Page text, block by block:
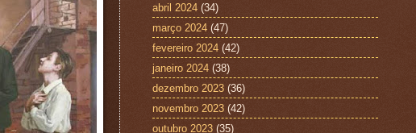
abril 2024 (34)
março 2024 (47)
fevereiro 2024 (42)
janeiro 2024 (38)
dezembro 2023 (36)
novembro 2023 (42)
outubro 2023 (35)